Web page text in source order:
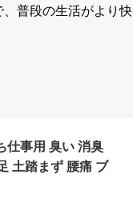
普段の生活がより快
仕事用 臭い 消臭
土踏まず 腰痛 ブ